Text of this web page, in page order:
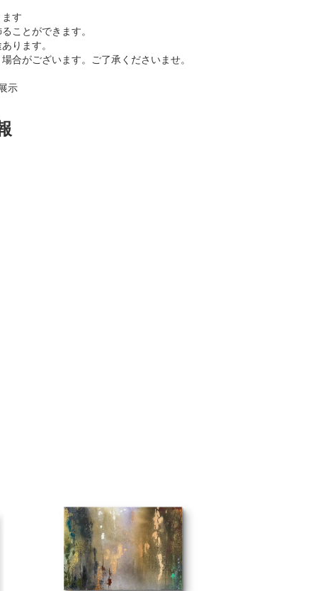
す
ことができます。
ります。
合がございます。ご了承くださいませ。
示